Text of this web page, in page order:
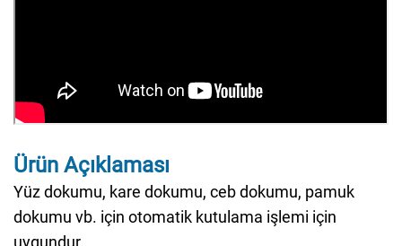
Ürün Açıklaması
Yüz dokumu, kare dokumu, ceb dokumu, pamuk
dokumu vb. için otomatik kutulama işlemi için
uygundur.